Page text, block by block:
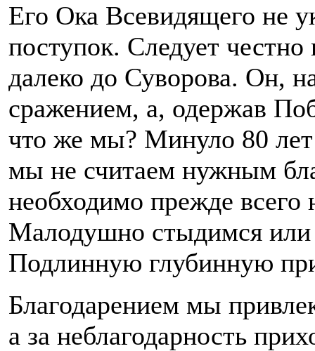
Его Ока Всевидящего не
поступок. Следует
далеко до Суворова. Он,
сражением, а, одержав
что же мы? Минуло 80
мы не считаем нужным
необходимо прежде
Малодушно стыдимся или
Подлинную глубинную
Благодарением мы
а за неблагодарность